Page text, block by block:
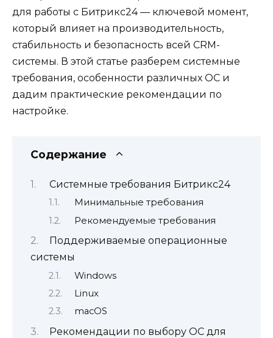
для работы с Битрикс24 — ключевой момент,
который влияет на производительность,
стабильность и безопасность всей CRM-
системы. В этой статье разберем системные
требования, особенности различных ОС и
дадим практические рекомендации по
настройке.
Содержание
Системные требования Битрикс24
Минимальные требования
Рекомендуемые требования
Поддерживаемые операционные
системы
Windows
Linux
macOS
Рекомендации по выбору ОС для